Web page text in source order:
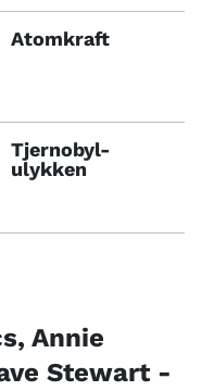
Atomkraft
Tjernobyl-
ulykken
Annie
Stewart -